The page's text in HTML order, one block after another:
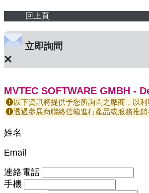
回上頁
立即詢問
×
MVTEC SOFTWARE GMBH -
以下資訊將提供予您所詢問之廠商，以利
透過參展商聯絡信箱進行產品或服務推
姓名
Email
連絡電話
手機